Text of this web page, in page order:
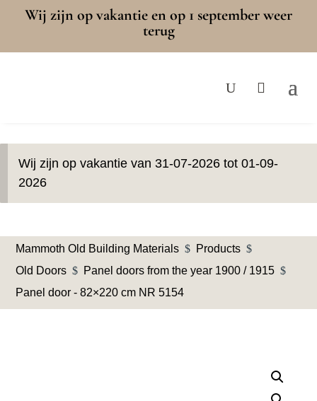
Wij zijn op vakantie en op 1 september weer
terug
Wij zijn op vakantie van 31-07-2026 tot 01-09-
2026
Mammoth Old Building Materials $ Products $
Old Doors $ Panel doors from the year 1900 / 1915 $
Panel door - 82×220 cm NR 5154